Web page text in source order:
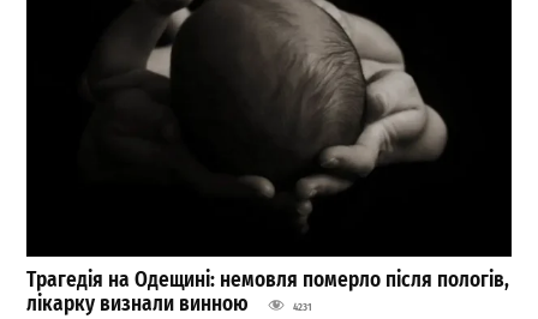
Трагедія на Одещині: немовля померло після пологів,
лікарку визнали винною
4231